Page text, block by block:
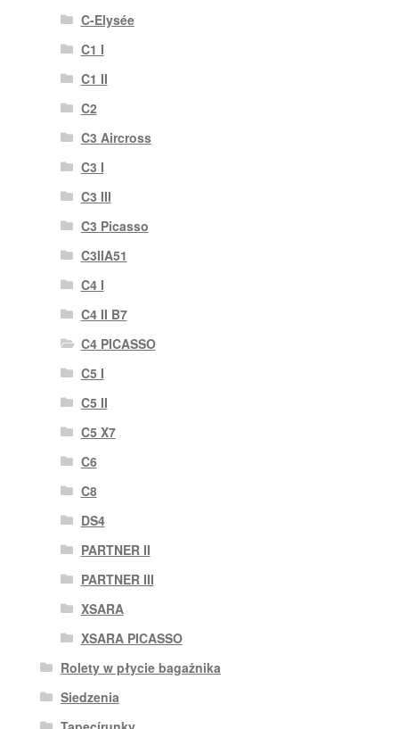
C-Elysée
C1 I
C1 II
C2
C3 Aircross
C3 I
C3 III
C3 Picasso
C3IIA51
C4 I
C4 II B7
C4 PICASSO
C5 I
C5 II
C5 X7
C6
C8
DS4
PARTNER II
PARTNER III
XSARA
XSARA PICASSO
Rolety w płycie bagażnika
Siedzenia